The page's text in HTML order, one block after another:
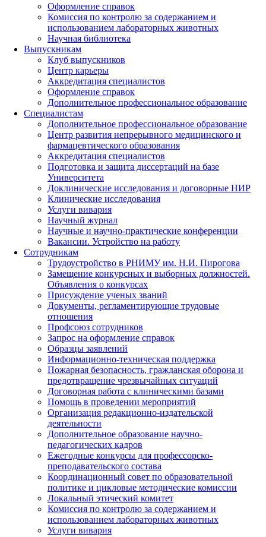
Оформление справок
Комиссия по контролю за содержанием и
использованием лабораторных животных
Научная библиотека
Выпускникам
Клуб выпускников
Центр карьеры
Аккредитация специалистов
Оформление справок
Дополнительное профессиональное образование
Специалистам
Дополнительное профессиональное образование
Центр развития непрерывного медицинского и
фармацевтического образования
Аккредитация специалистов
Подготовка и защита диссертаций на базе
Университета
Доклинические исследования и договорные НИР
Клинические исследования
Услуги вивария
Научный журнал
Научные и научно-практические конференции
Вакансии. Устройство на работу
Сотрудникам
Трудоустройство в РНИМУ им. Н.И. Пирогова
Замещение конкурсных и выборных должностей.
Объявления о конкурсах
Присуждение ученых званий
Документы, регламентирующие трудовые
отношения
Профсоюз сотрудников
Запрос на оформление справок
Образцы заявлений
Информационно-техническая поддержка
Пожарная безопасность, гражданская оборона и
предотвращение чрезвычайных ситуаций
Договорная работа с клиническими базами
Помощь в проведении мероприятий
Организация редакционно-издательской
деятельности
Дополнительное образование научно-
педагогических кадров
Ежегодные конкурсы для профессорско-
преподавательского состава
Координационный совет по образовательной
политике и цикловые методические комиссии
Локальный этический комитет
Комиссия по контролю за содержанием и
использованием лабораторных животных
Услуги вивария